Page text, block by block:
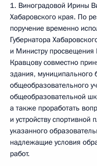
1. Виноградовой Ирины
Хабаровского края. По
поручение временно
Губернатора
и Министру
Кравцову совместно
здания, муниципального
общеобразовательного
общеобразовательной
а также проработать
и устройству
указанного
надлежащие условия
работ.